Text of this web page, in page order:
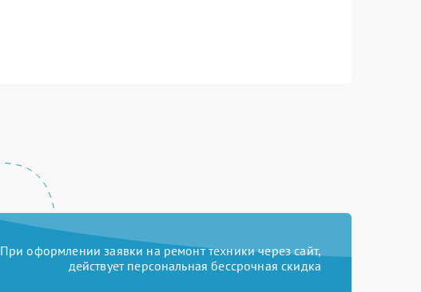
При оформлении заявки на ремонт техники через сайт,
действует персональная бессрочная скидка